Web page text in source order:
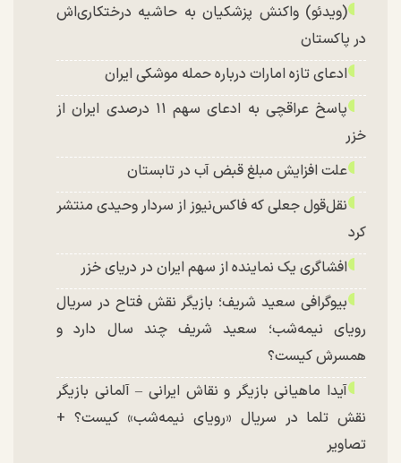
(ویدئو) واکنش پزشکیان به حاشیه درختکاری‌اش
در پاکستان
ادعای تازه امارات درباره حمله موشکی ایران
پاسخ عراقچی به ادعای سهم ۱۱ درصدی ایران از
خزر
علت افزایش مبلغ قبض آب در تابستان
نقل‌قول جعلی که فاکس‌نیوز از سردار وحیدی منتشر
کرد
افشاگری یک نماینده از سهم ایران در دریای خزر
بیوگرافی سعید شریف؛ بازیگر نقش فتاح در سریال
رویای نیمه‌شب؛ سعید شریف چند سال دارد و
همسرش کیست؟
آیدا ماهیانی بازیگر و نقاش ایرانی – آلمانی بازیگر
نقش تلما در سریال «رویای نیمه‌شب» کیست؟ +
تصاویر